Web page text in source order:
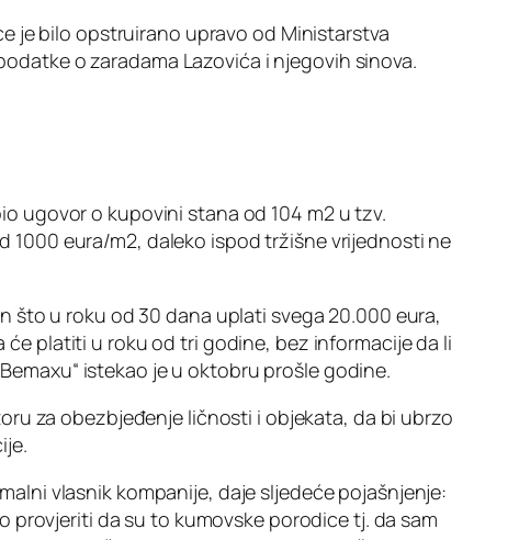
je bilo opstruirano upravo od Ministarstva
o zaradama Lazovića i njegovih sinova.
ugovor o kupovini stana od 104 m2 u tzv.
1000 eura/m2, daleko ispod tržišne vrijednosti ne
što u roku od 30 dana uplati svega 20.000 eura,
platiti u roku od tri godine, bez informacije da li
istekao je u oktobru prošle godine.
za obezbjeđenje ličnosti i objekata, da bi ubrzo
vlasnik kompanije, daje sljedeće pojašnjenje:
provjeriti da su to kumovske porodice tj. da sam